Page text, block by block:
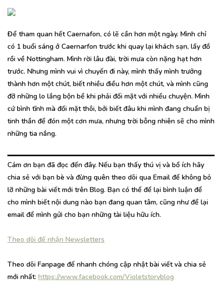
Để tham quan hết Caernafon, có lẽ cần hơn một ngày. Mình chỉ
có 1 buổi sáng ở Caernarfon trước khi quay lại khách sạn, lấy đồ
rồi về Nottingham. Mình rời lâu đài, trời mưa còn nặng hạt hơn
trước. Nhưng mình vui vì chuyến đi này, mình thấy mình trưởng
thành hơn một chút, biết nhiều điều hơn một chút, và mình cũng
đỡ những lo lắng bộn bề khi phải đối mặt với nhiều chuyện. Mình
cứ bình tĩnh mà đối mặt thôi, bởi biết đâu khi mình đang chuẩn bị
tinh thần để đón một cơn mưa, nhưng trời bỗng nhiên sẽ cho mình
những tia nắng.
Cám ơn bạn đã đọc đến đây. Nếu bạn thấy thú vị và bổ ích hãy
chia sẻ với bạn bè và đừng quên theo dõi qua Email để không bỏ
lỡ những bài viết mới trên Blog. Bạn có thể để lại bình luận để
cho mình biết nội dung nào bạn đang quan tâm, cũng như để lại
email để mình gửi cho bạn những tài liệu hữu ích.
Theo dõi để nhận Newsletters
Theo dõi Fanpage để nhanh chóng cập nhật bài viết và chia sẻ
mới nhất: https://www.facebook.com/Violetstoryblog